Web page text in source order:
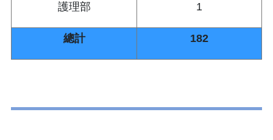
護理部 1
總計 182